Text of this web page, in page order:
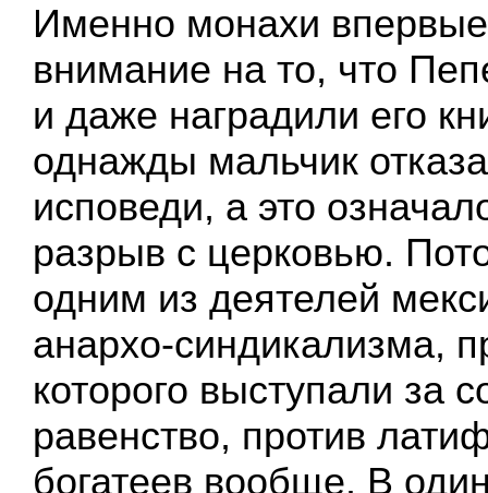
Именно монахи
внимание на то, что
и даже наградили его
однажды мальчик
исповеди, а это
разрыв с церковью.
одним из деятелей
анархо-синдикализма,
которого выступали за
равенство, против
богатеев вообще. В